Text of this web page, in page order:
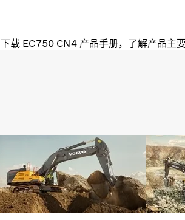
下载 EC750 CN4 产品手册，了解产品主